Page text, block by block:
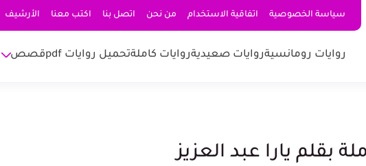
سياسة الخصوصية اتفاقية الاستخدام من نحن اتصل بنا اكتب معنا الأرشيف
روايات رومانسيةروايات صعيديةروايات كاملةتحميل روايات pdf قصص
بقلم يارا عبد العزيز